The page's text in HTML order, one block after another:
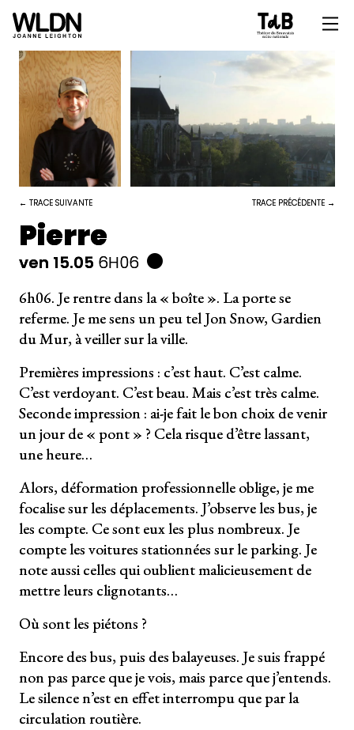
← TRACE SUIVANTE TRACE PRÉCÉDENTE →
Pierre
ven 15.05 6H06
6h06. Je rentre dans la « boîte ». La porte se
referme. Je me sens un peu tel Jon Snow, Gardien
du Mur, à veiller sur la ville.
Premières impressions : c’est haut. C’est calme.
C’est verdoyant. C’est beau. Mais c’est très calme.
Seconde impression : ai-je fait le bon choix de venir
un jour de « pont » ? Cela risque d’être lassant,
une heure…
Alors, déformation professionnelle oblige, je me
focalise sur les déplacements. J’observe les bus, je
les compte. Ce sont eux les plus nombreux. Je
compte les voitures stationnées sur le parking. Je
note aussi celles qui oublient malicieusement de
mettre leurs clignotants…
Où sont les piétons ?
Encore des bus, puis des balayeuses. Je suis frappé
non pas parce que je vois, mais parce que j’entends.
Le silence n’est en effet interrompu que par la
circulation routière.